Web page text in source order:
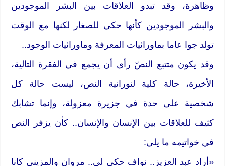
وظاهرة، وقد تبدو العلاقات بين البشر الموجودين
والبشر الموجودين كأنها حكي للصغار لكنها مع الوقت
تولد جوا عاما بماورائيات المعرفة وماورائيات الوجود..
وقد يكون متتبع النصّ رأى أن يجمع في الفقرة التالية،
الأخيرة، حالة كلية لنورانية النص، ليست حالة كل
شخصية على حدة في جزيرة معزولة، وإنما تشابك
كثيف للعلاقات بين الإنسان والإنسان.. كأن يزفر النص
في خواتيمه ما يلي:
«أراد عبد العزيز.. نواف حكى لي.. مروان والمزيني كانا